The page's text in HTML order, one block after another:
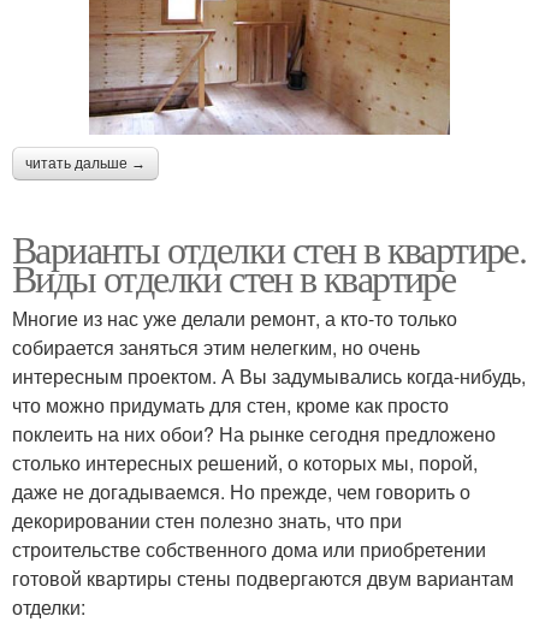
читать дальше →
Варианты отделки стен в квартире.
Виды отделки стен в квартире
Многие из нас уже делали ремонт, а кто-то только
собирается заняться этим нелегким, но очень
интересным проектом. А Вы задумывались когда-нибудь,
что можно придумать для стен, кроме как просто
поклеить на них обои? На рынке сегодня предложено
столько интересных решений, о которых мы, порой,
даже не догадываемся. Но прежде, чем говорить о
декорировании стен полезно знать, что при
строительстве собственного дома или приобретении
готовой квартиры стены подвергаются двум вариантам
отделки: